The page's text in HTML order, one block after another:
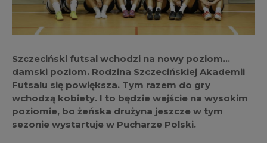
Szczeciński futsal wchodzi na nowy poziom…
damski poziom. Rodzina Szczecińskiej Akademii
Futsalu się powiększa. Tym razem do gry
wchodzą kobiety. I to będzie wejście na wysokim
poziomie, bo żeńska drużyna jeszcze w tym
sezonie wystartuje w Pucharze Polski.